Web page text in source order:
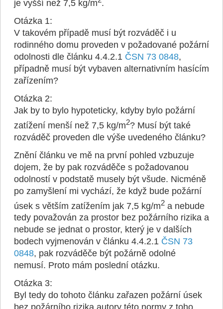
je vyšší než 7,5 kg/m .
Otázka 1:
V takovém případě musí být rozváděč i u
rodinného domu proveden v požadované požární
odolnosti dle článku 4.4.2.1 ČSN 73 0848,
případně musí být vybaven alternativním hasícím
zařízením?
Otázka 2:
Jak by to bylo hypoteticky, kdyby bylo požární
zatížení menší než 7,5 kg/m2? Musí být také
rozváděč proveden dle výše uvedeného článku?
Znění článku ve mě na první pohled vzbuzuje
dojem, že by pak rozváděče s požadovanou
odolností v podstatě musely být všude. Nicméně
po zamyšlení mi vychází, že když bude požární
úsek s větším zatížením jak 7,5 kg/m2a nebude
tedy považován za prostor bez požárního rizika a
nebude se jednat o prostor, který je v dalších
bodech vyjmenován v článku 4.4.2.1 ČSN 73
0848, pak rozváděče být požárně odolné
nemusí. Proto mám poslední otázku.
Otázka 3:
Byl tedy do tohoto článku zařazen požární úsek